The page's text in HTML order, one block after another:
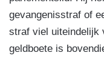
gevangenisstraf of
straf viel uiteindelijk
geldboete is